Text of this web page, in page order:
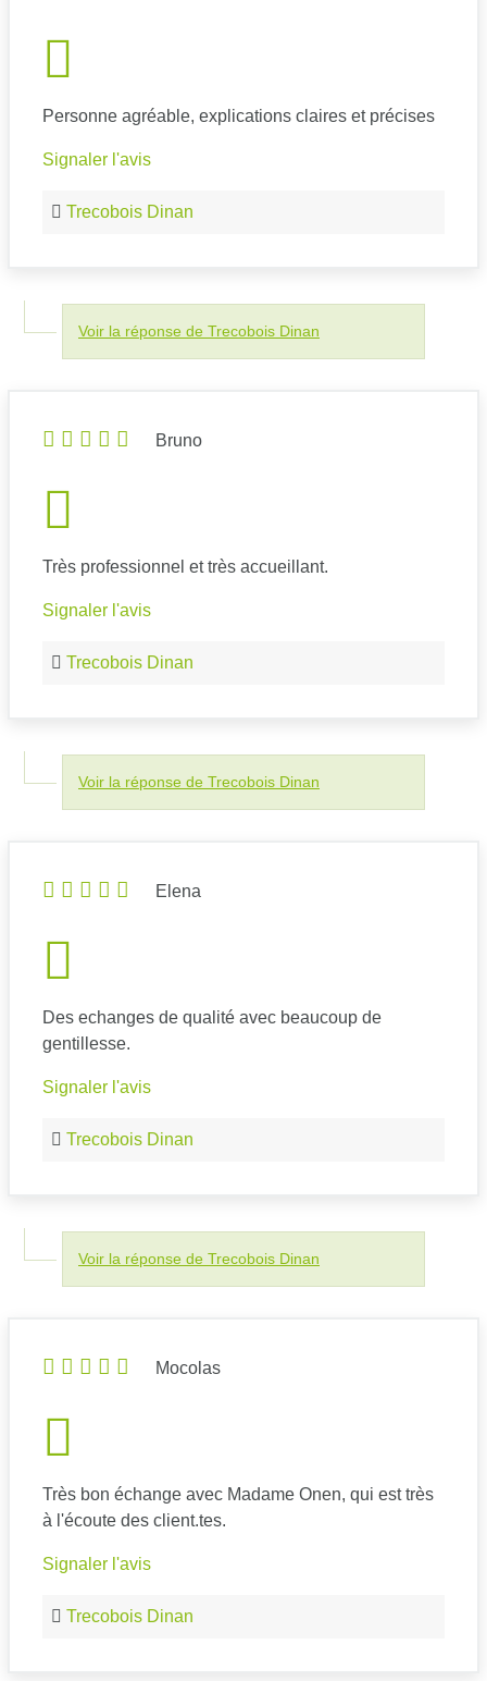
Personne agréable, explications claires et précises
Signaler l'avis
Trecobois Dinan
Voir la réponse de Trecobois Dinan
Bruno
Très professionnel et très accueillant.
Signaler l'avis
Trecobois Dinan
Voir la réponse de Trecobois Dinan
Elena
Des echanges de qualité avec beaucoup de
gentillesse.
Signaler l'avis
Trecobois Dinan
Voir la réponse de Trecobois Dinan
Mocolas
Très bon échange avec Madame Onen, qui est très
à l'écoute des client.tes.
Signaler l'avis
Trecobois Dinan